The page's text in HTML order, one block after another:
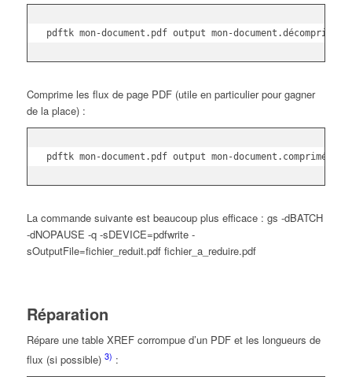
pdftk mon-document.pdf output mon-
Comprime les flux de page PDF (utile en particulier pour gagner
de la place) :
pdftk mon-document.pdf output mon-document.comprimé.pdf
La commande suivante est beaucoup plus efficace : gs -dBATCH
-dNOPAUSE -q -sDEVICE=pdfwrite -
sOutputFile=fichier_reduit.pdf fichier_a_reduire.pdf
Réparation
Répare une table XREF corrompue d’un PDF et les longueurs de
flux (si possible) 3) :